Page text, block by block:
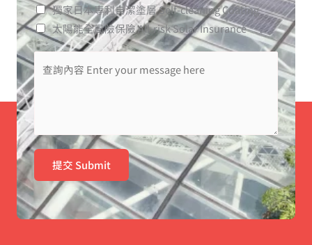
獨家日本專利自潔塗層​ Self-cleaning Coating
太陽能全風險保險 All-risk Solar Insurance
提交 Submit